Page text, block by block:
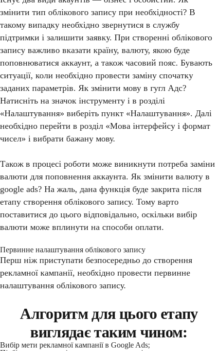
змінити тип облікового запису при необхідності? В
такому випадку необхідно звернутися в службу
підтримки і залишити заявку. При створенні облікового
запису важливо вказати країну, валюту, якою буде
поповнюватися аккаунт, а також часовий пояс. Бувають
ситуації, коли необхідно провести заміну спочатку
заданих параметрів. Як змінити мову в гугл Адс?
Натисніть на значок інструменту і в розділі
«Налаштування» виберіть пункт «Налаштування». Далі
необхідно перейти в розділ «Мова інтерфейсу і формат
чисел» і вибрати бажану мову.
Також в процесі роботи може виникнути потреба заміни
валюти для поповнення аккаунта. Як змінити валюту в
google ads? На жаль, дана функція буде закрита після
етапу створення облікового запису. Тому варто
поставитися до цього відповідально, оскільки вибір
валюти може вплинути на способи оплати.
Первинне налаштування облікового запису
Перш ніж приступати безпосередньо до створення
рекламної кампанії, необхідно провести первинне
налаштування облікового запису.
Алгоритм для цього етапу
виглядає таким чином:
Вибір мети рекламної кампанії в Google Ads;